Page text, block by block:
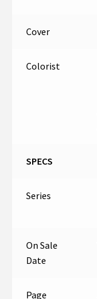
Cover
Colorist
SPECS
Series
On Sale
Date
Page